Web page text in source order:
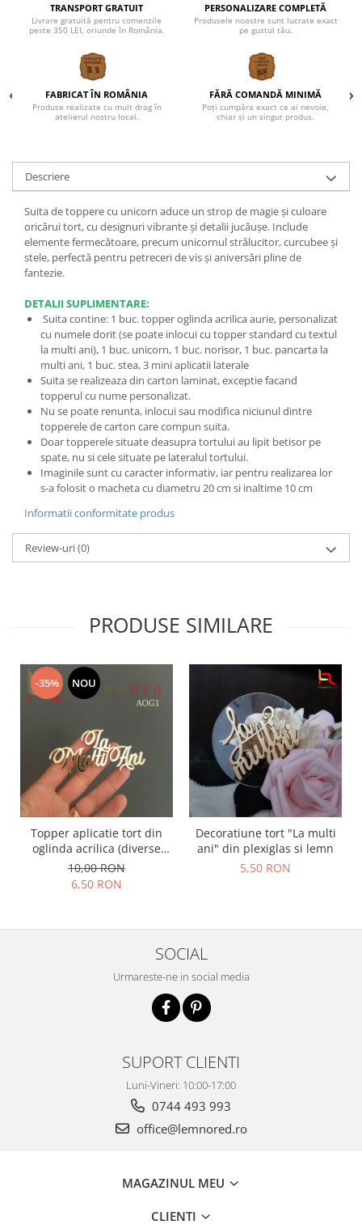
TRANSPORT GRATUIT
Livrare gratuită pentru comenzile
peste 350 LEI, oriunde în România.
PERSONALIZARE COMPLETĂ
Produsele noastre sunt lucrate exact
pe gustul tău.
FABRICAT ÎN ROMÂNIA
Produse realizate cu mult drag în
atelierul nostru local.
FĂRĂ COMANDĂ MINIMĂ
Poți cumpăra exact ce ai nevoie,
chiar și un singur produs.
Descriere
Suita de toppere cu unicorn aduce un strop de magie și culoare
oricărui tort, cu designuri vibrante și detalii jucăușe. Include
elemente fermecătoare, precum unicornul strălucitor, curcubee și
stele, perfectă pentru petreceri de vis și aniversări pline de
fantezie.
DETALII SUPLIMENTARE:
Suita contine: 1 buc. topper oglinda acrilica aurie, personalizat
cu numele dorit (se poate inlocui cu topper standard cu textul
la multi ani), 1 buc. unicorn, 1 buc. norisor, 1 buc. pancarta la
multi ani, 1 buc. stea, 3 mini aplicatii laterale
Suita se realizeaza din carton laminat, exceptie facand
topperul cu nume personalizat.
Nu se poate renunta, inlocui sau modifica niciunul dintre
topperele de carton care compun suita.
Doar topperele situate deasupra tortului au lipit betisor pe
spate, nu si cele situate pe lateralul tortului.
Imaginile sunt cu caracter informativ, iar pentru realizarea lor
s-a folosit o macheta cu diametru 20 cm si inaltime 10 cm
Informatii conformitate produs
Review-uri(0)
PRODUSE SIMILARE
-35% NOU
Topper aplicatie tort din
oglinda acrilica (diverse
modele) - PRODUSUL LUNII
10,00 RON
6,50 RON
Decoratiune tort "La multi
ani" din plexiglas si lemn
5,50 RON
SOCIAL
Urmareste-ne in social media
SUPORT CLIENTI
Luni-Vineri: 10:00-17:00
0744 493 993
office@lemnored.ro
MAGAZINUL MEU
CLIENTI